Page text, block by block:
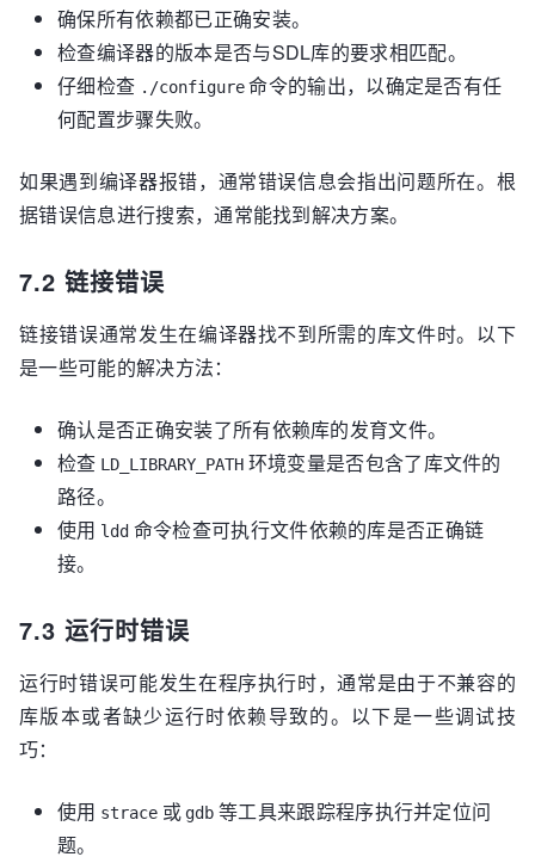
确保所有依赖都已正确安装。
检查编译器的版本是否与SDL库的要求相匹配。
仔细检查 ./configure 命令的输出，以确定是否有任
何配置步骤失败。
如果遇到编译器报错，通常错误信息会指出问题所在。根
据错误信息进行搜索，通常能找到解决方案。
7.2 链接错误
链接错误通常发生在编译器找不到所需的库文件时。以下
是一些可能的解决方法：
确认是否正确安装了所有依赖库的发育文件。
检查 LD_LIBRARY_PATH 环境变量是否包含了库文件的
路径。
使用 ldd 命令检查可执行文件依赖的库是否正确链
接。
7.3 运行时错误
运行时错误可能发生在程序执行时，通常是由于不兼容的
库版本或者缺少运行时依赖导致的。以下是一些调试技
巧：
使用 strace 或 gdb 等工具来跟踪程序执行并定位问
题。